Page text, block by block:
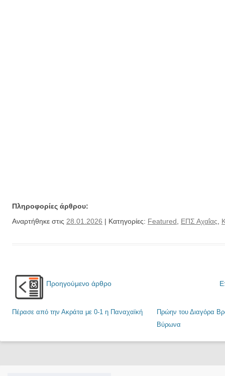
Πληροφορίες άρθρου:
Αναρτήθηκε στις 28.01.2026 | Κατηγορίες: Featured, ΕΠΣ Αχαΐας,
Προηγούμενο άρθρο
Πέρασε από την Ακράτα με 0-1 η Παναχαϊκή
Πρώην του Διαγόρα
Βύρωνα